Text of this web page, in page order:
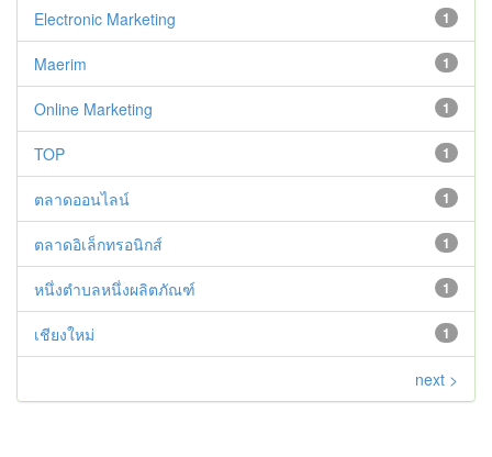
1
Electronic Marketing
1
Maerim
1
Online Marketing
1
TOP
1
ตลาดออนไลน์
1
ตลาดอิเล็กทรอนิกส์
1
หนึ่งตำบลหนึ่งผลิตภัณฑ์
1
เชียงใหม่
next >